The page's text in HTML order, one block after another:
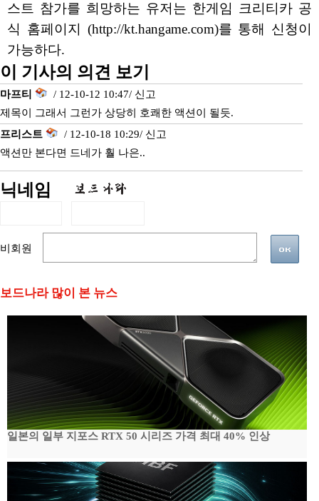
스트 참가를 희망하는 유저는 한게임 크리티카 공
식 홈페이지 (http://kt.hangame.com)를 통해 신청이
가능하다.
이 기사의 의견 보기
마프티 / 12-10-12 10:47/ 신고
제목이 그래서 그런가 상당히 호쾌한 액션이 될듯.
프리스트
/ 12-10-18 10:29/ 신고
액션만 본다면 드네가 훨 나은..
닉네임
비회원
보드나라 많이 본 뉴스
일본의 일부 지포스 RTX 50 시리즈 가격 최대 40% 인상